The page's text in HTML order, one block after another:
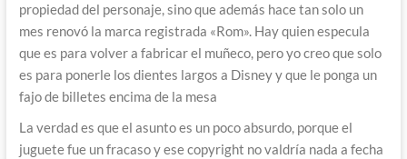
propiedad del personaje, sino que además hace tan solo un
mes renovó la marca registrada «Rom». Hay quien especula
que es para volver a fabricar el muñeco, pero yo creo que solo
es para ponerle los dientes largos a Disney y que le ponga un
fajo de billetes encima de la mesa
La verdad es que el asunto es un poco absurdo, porque el
juguete fue un fracaso y ese copyright no valdría nada a fecha